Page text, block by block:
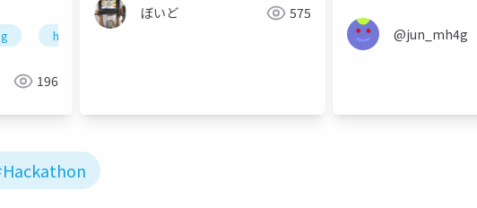
hackathon
196
ぼいど 575
@jun_mh4g